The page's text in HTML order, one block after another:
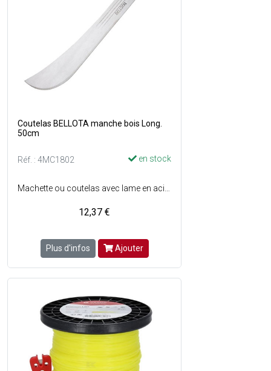
Coutelas BELLOTA manche bois Long.
50cm
Réf. : 4MC1802 en stock
12,37 €
Plus d'infos Ajouter